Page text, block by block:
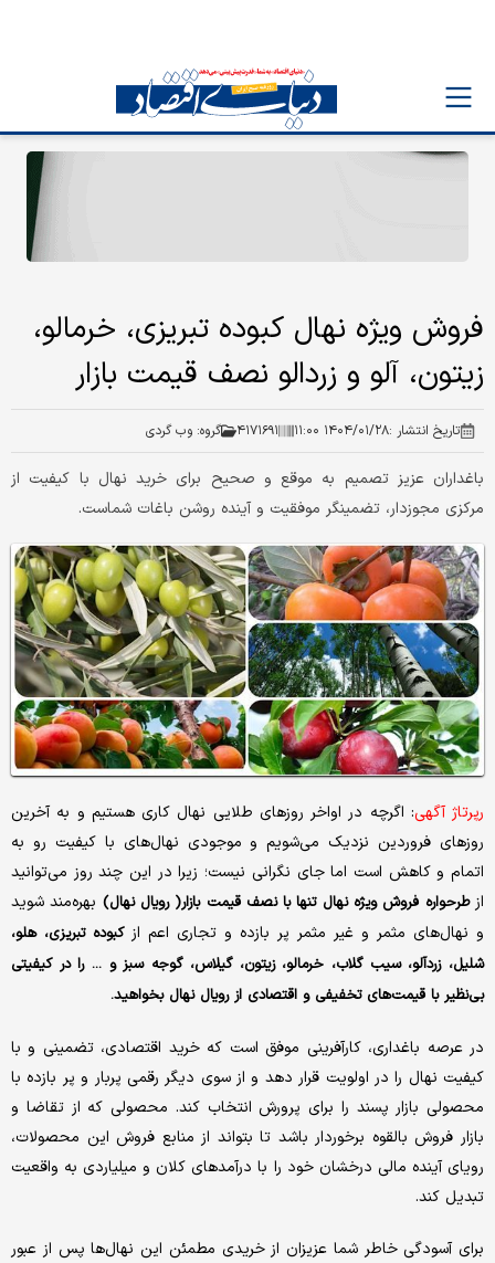
فروش ویژه نهال کبوده تبریزی، خرمالو،
زیتون، آلو‌ و زردالو نصف قیمت بازار
تاریخ انتشار :۱۴۰۴/۰۱/۲۸ ۱۱:۰۰ ۴۱۷۱۶۹۱ گروه: وب گردی
باغداران عزیز تصمیم به موقع و صحیح برای خرید نهال با کیفیت از
مرکزی مجوزدار، تضمینگر موفقیت و آینده روشن باغات شماست.
رپرتاژ آگهی: اگرچه در اواخر روزهای طلایی نهال کاری هستیم و به آخرین
روزهای فروردین نزدیک می‌شویم و موجودی نهال‌های با کیفیت رو به
اتمام و کاهش است اما جای نگرانی نیست؛ زیرا در این چند روز می‌توانید
ازطرحواره فروش ویژه نهال تنها با نصف قیمت بازار( رویال نهال) بهره‌مند شوید
و نهال‌های مثمر و غیر مثمر پر بازده و تجاری اعم ازکبوده تبریزی، هلو،
شلیل، زردآلو، سیب گلاب، خرمالو، زیتون، گیلاس، گوجه سبز و ... را در کیفیتی
بی‌نظیر با قیمت‌های تخفیفی و اقتصادی از رویال نهال بخواهید.
در عرصه باغداری، کارآفرینی موفق است که خرید اقتصادی، تضمینی و با
کیفیت نهال را در اولویت قرار دهد و از سوی دیگر رقمی پربار و پر بازده با
محصولی بازار پسند را برای پرورش انتخاب کند. محصولی که از تقاضا و
بازار فروش بالقوه برخوردار باشد تا بتواند از منابع فروش این محصولات،
رویای آینده مالی درخشان خود را با درآمدهای کلان و میلیاردی به واقعیت
تبدیل کند.
برای آسودگی خاطر شما عزیزان از خریدی مطمئن این نهال‌ها پس از عبور